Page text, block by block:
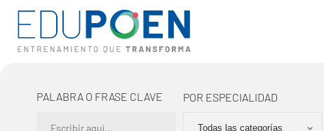
PALABRA O FRASE CLAVE POR ESPECIALIDAD